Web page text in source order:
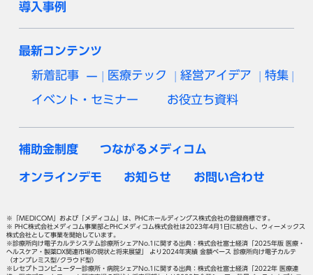
導入事例
最新コンテンツ
新着記事 医療テック 経営アイデア 特集
イベント・セミナー お役立ち資料
補助金制度 つながるメディコム
オンラインデモ お知らせ お問い合わせ
※「MEDICOM」および「メディコム」は、PHCホールディングス株式会社の登録商標です。
※ PHC株式会社メディコム事業部とPHCメディコム株式会社は2023年4月1日に統合し、ウィーメックス
株式会社として事業を開始しています。
※診療所向け電子カルテシステム診療所シェアNo.1に関する出典：株式会社富士経済「2025年版 医療・
ヘルスケア・製薬DX関連市場の現状と将来展望」 より2024年実績 金額ベース 診療所向け電子カルテ
（オンプレミス型/クラウド型）
※レセプトコンピューター診療所・病院シェアNo.1に関する出典：株式会社富士経済「2022年 医療連